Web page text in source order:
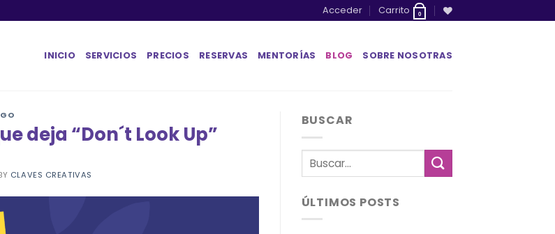
Acceder Carrito 0
INICIO SERVICIOS PRECIOS RESERVAS MENTORÍAS BLOG SOBRE NOSOTRAS
deja “Don´t Look Up”
CLAVES CREATIVAS
BUSCAR
ÚLTIMOS POSTS